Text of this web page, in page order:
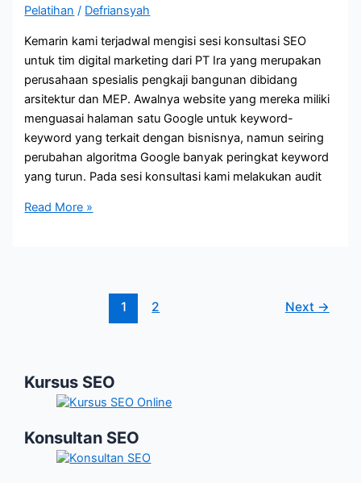
Pelatihan / Defriansyah
Kemarin kami terjadwal mengisi sesi konsultasi SEO
untuk tim digital marketing dari PT Ira yang merupakan
perusahaan spesialis pengkaji bangunan dibidang
arsitektur dan MEP. Awalnya website yang mereka miliki
menguasai halaman satu Google untuk keyword-
keyword yang terkait dengan bisnisnya, namun seiring
perubahan algoritma Google banyak peringkat keyword
yang turun. Pada sesi konsultasi kami melakukan audit
Konsultasi
Read More »
1 2 Next →
Kursus SEO
Konsultan SEO